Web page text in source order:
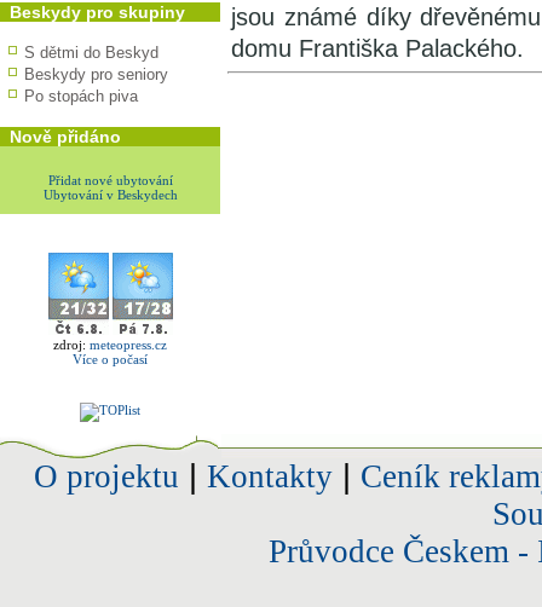
Beskydy pro skupiny
S dětmi do Beskyd
Beskydy pro seniory
Po stopách piva
Nově přidáno
Přidat nové ubytování
Ubytování v Beskydech
zdroj: meteopress.cz
Více o počasí
jsou známé díky
domu Františka Palackého.
O projektu Kontakty| Ceník
Průvodce Českem